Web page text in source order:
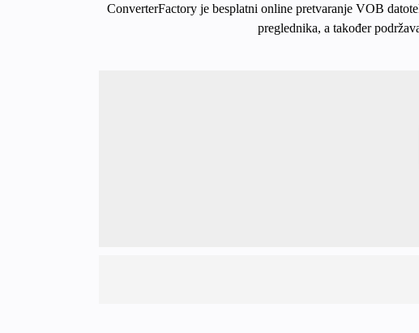
ConverterFactory je besplatni online pretvaranje VOB
preglednika, a također